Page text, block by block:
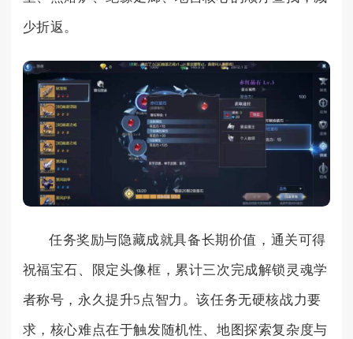
少折返。
任务奖励与隐藏成就具备长期价值，通关可得
祝福宝石、限定头像框，累计三次完成解锁灵魂学
者称号，永久提升5点智力。该任务无硬核战力要
求，核心难点在于触发随机性、地图探索复杂度与